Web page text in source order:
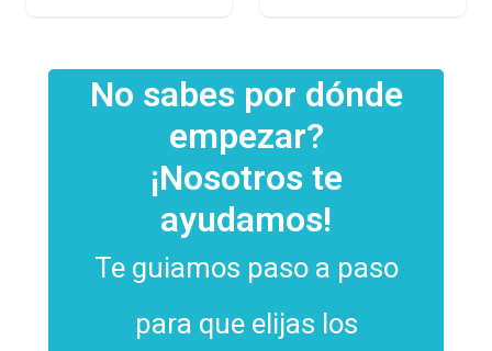
No sabes por dónde
empezar?
¡Nosotros te
ayudamos!
Te guiamos paso a paso
para que elijas los